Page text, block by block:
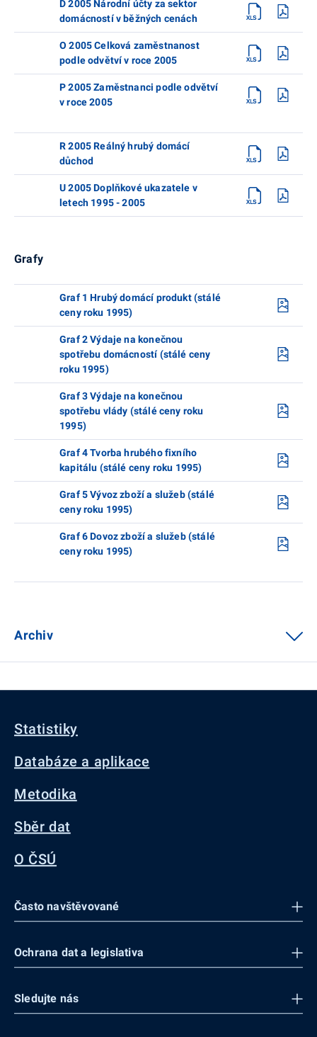
D 2005 Národní účty za sektor
domácností v běžných cenách
O 2005 Celková zaměstnanost
podle odvětví v roce 2005
P 2005 Zaměstnanci podle odvětví
v roce 2005
R 2005 Reálný hrubý domácí
důchod
U 2005 Doplňkové ukazatele v
letech 1995 - 2005
Grafy
Graf 1 Hrubý domácí produkt (stálé
ceny roku 1995)
Graf 2 Výdaje na konečnou
spotřebu domácností (stálé ceny
roku 1995)
Graf 3 Výdaje na konečnou
spotřebu vlády (stálé ceny roku
1995)
Graf 4 Tvorba hrubého fixního
kapitálu (stálé ceny roku 1995)
Graf 5 Vývoz zboží a služeb (stálé
ceny roku 1995)
Graf 6 Dovoz zboží a služeb (stálé
ceny roku 1995)
Archiv
Statistiky
Databáze a aplikace
Metodika
Sběr dat
O ČSÚ
Často navštěvované
Ochrana dat a legislativa
Sledujte nás